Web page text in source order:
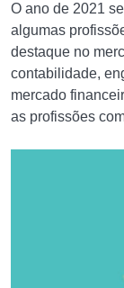
O ano de 2021
algumas
destaque no
contabilidade,
mercado
as profissões